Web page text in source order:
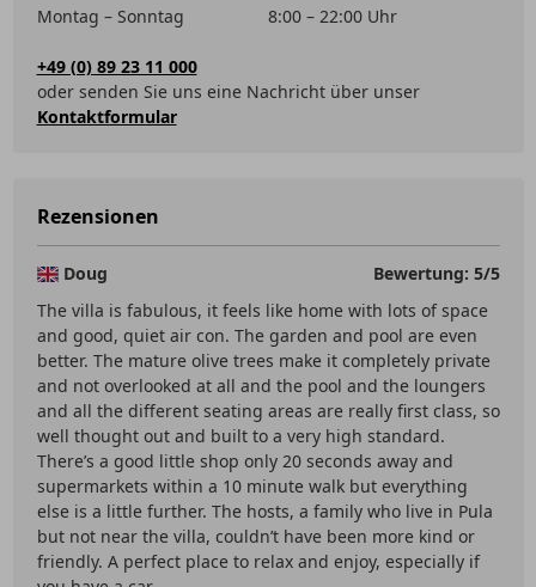
Montag – Sonntag 8:00 – 22:00 Uhr
+49 (0) 89 23 11 000
oder senden Sie uns eine Nachricht über unser
Kontaktformular
Rezensionen
Doug
Bewertung: 5/5
The villa is fabulous, it feels like home with lots of space
and good, quiet air con. The garden and pool are even
better. The mature olive trees make it completely private
and not overlooked at all and the pool and the loungers
and all the different seating areas are really first class, so
well thought out and built to a very high standard.
There’s a good little shop only 20 seconds away and
supermarkets within a 10 minute walk but everything
else is a little further. The hosts, a family who live in Pula
but not near the villa, couldn’t have been more kind or
friendly. A perfect place to relax and enjoy, especially if